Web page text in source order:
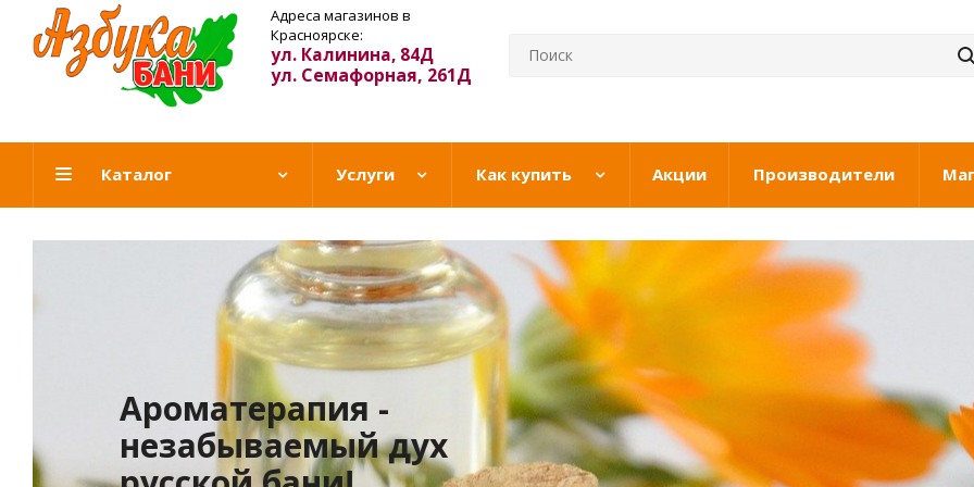
Адреса магазинов в
Красноярске:
ул. Калинина, 84Д
ул. Семафорная, 261Д
Каталог Услуги Как купить Акции Производители
Виртуальная экскурсия
по магазину